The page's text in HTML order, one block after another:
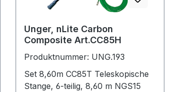
Unger, nLite Carbon
Composite Art.CC85H
Produktnummer: UNG.193
Set 8,60m CC85T Teleskopische
Stange, 6-teilig, 8,60 m NGS15